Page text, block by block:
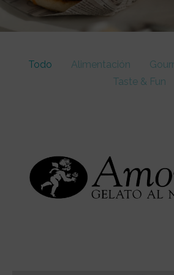
Todo Alimentación
Taste & Fun